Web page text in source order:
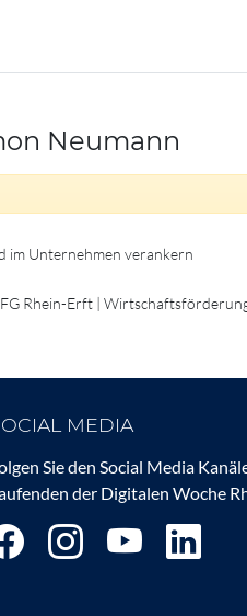
Neumann
im Unternehmen verankern
Rhein-Erft |
MEDIA
Sie den Social Media
der Digitalen Woche